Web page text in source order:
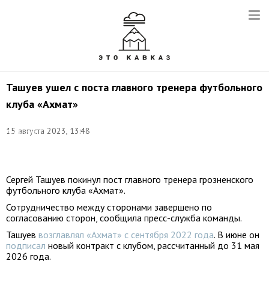
Ташуев ушел с поста главного тренера футбольного
клуба «Ахмат»
15 августа 2023, 13:48
Александр
Сергей Ташуев покинул пост главного тренера грозненского
футбольного клуба «Ахмат».
Сотрудничество между сторонами завершено по
согласованию сторон, сообщила пресс-служба команды.
Ташуев возглавлял «Ахмат» с сентября 2022 года. В июне он
подписал новый контракт с клубом, рассчитанный до 31 мая
2026 года.